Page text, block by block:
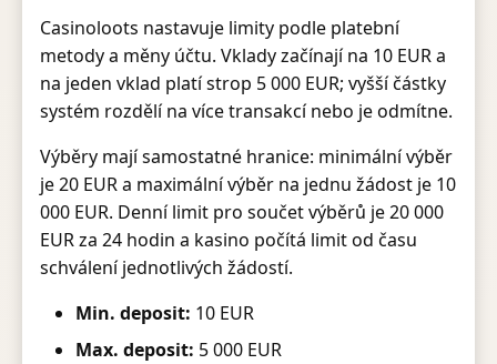
Casinoloots nastavuje limity podle platební
metody a měny účtu. Vklady začínají na 10 EUR a
na jeden vklad platí strop 5 000 EUR; vyšší částky
systém rozdělí na více transakcí nebo je odmítne.
Výběry mají samostatné hranice: minimální výběr
je 20 EUR a maximální výběr na jednu žádost je 10
000 EUR. Denní limit pro součet výběrů je 20 000
EUR za 24 hodin a kasino počítá limit od času
schválení jednotlivých žádostí.
Min. deposit: 10 EUR
Max. deposit: 5 000 EUR